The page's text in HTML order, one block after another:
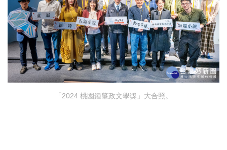
「2024 桃園鍾肇政文學獎」大合照。